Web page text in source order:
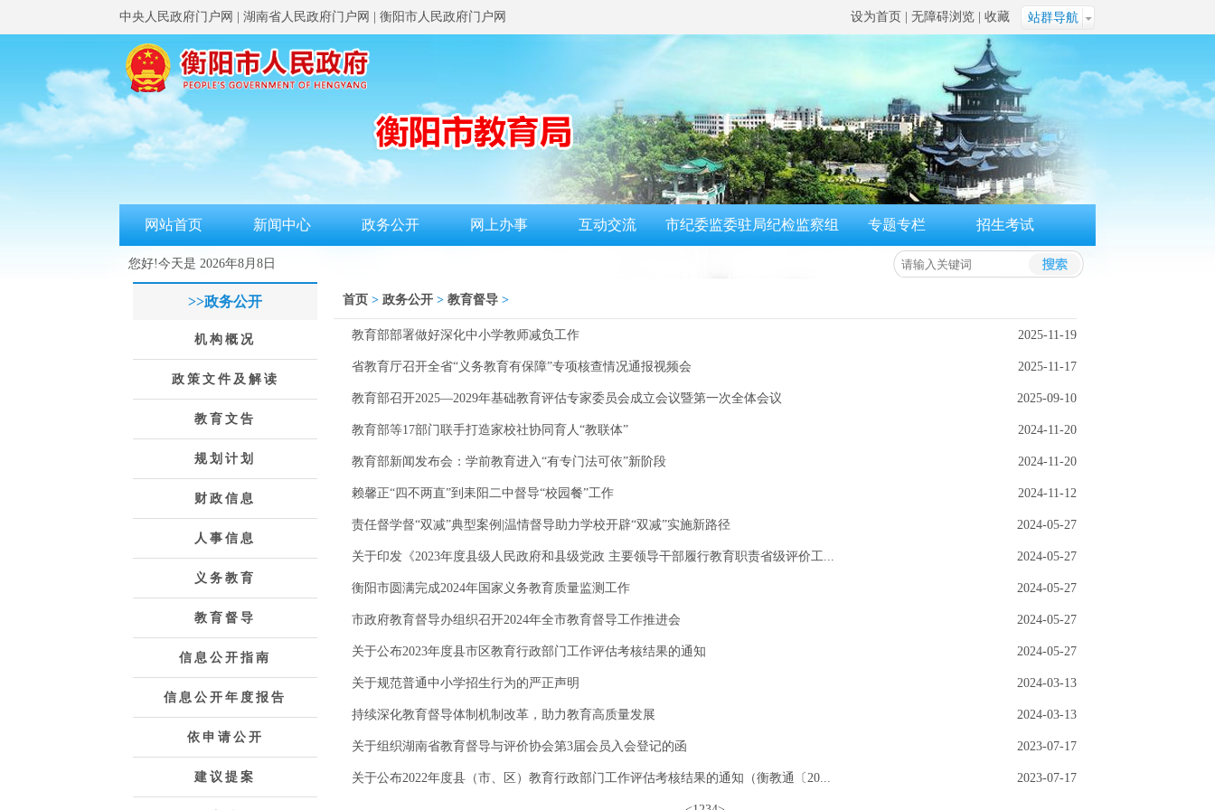
中央人民政府门户网 湖南省人民政府门户网 衡阳市人民政府门户网 站群导航
设为首页 无障碍浏览 收藏
网站首页 新闻中心 政务公开 网上办事 互动交流 市纪委监委驻局纪检监察组 专题专栏 招生考试
您好!今天是 2026年8月8日
>>政务公开
机构概况
政策文件及解读
教育文告
规划计划
财政信息
人事信息
义务教育
教育督导
信息公开指南
信息公开年度报告
依申请公开
建议提案
首页 > 政务公开 > 教育督导 >
教育部部署做好深化中小学教师减负工作 2025-11-19
省教育厅召开全省“义务教育有保障”专项核查情况通报视频会 2025-11-17
教育部召开2025—2029年基础教育评估专家委员会成立会议暨第一次全体会议 2025-09-10
教育部等17部门联手打造家校社协同育人“教联体” 2024-11-20
教育部新闻发布会：学前教育进入“有专门法可依”新阶段 2024-11-20
赖馨正“四不两直”到耒阳二中督导“校园餐”工作 2024-11-12
责任督学督“双减”典型案例|温情督导助力学校开辟“双减”实施新路径 2024-05-27
关于印发《2023年度县级人民政府和县级党政 主要领导干部履行教育职责省级评价工... 2024-05-27
衡阳市圆满完成2024年国家义务教育质量监测工作 2024-05-27
市政府教育督导办组织召开2024年全市教育督导工作推进会 2024-05-27
关于公布2023年度县市区教育行政部门工作评估考核结果的通知 2024-05-27
关于规范普通中小学招生行为的严正声明 2024-03-13
持续深化教育督导体制机制改革，助力教育高质量发展 2024-03-13
关于组织湖南省教育督导与评价协会第3届会员入会登记的函 2023-07-17
关于公布2022年度县（市、区）教育行政部门工作评估考核结果的通知（衡教通〔20... 2023-07-17